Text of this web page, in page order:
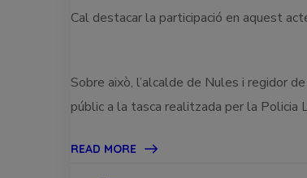
Cal destacar la participació en aquest
Sobre això, l’alcalde de Nules i regidor
públic a la tasca realitzada per la Policia
READ MORE